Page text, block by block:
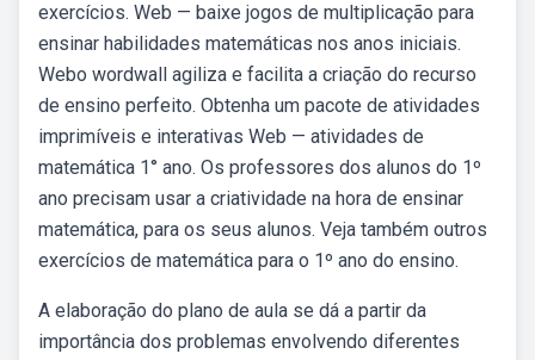
exercícios. Web — baixe jogos de multiplicação para
ensinar habilidades matemáticas nos anos iniciais.
Webo wordwall agiliza e facilita a criação do recurso
de ensino perfeito. Obtenha um pacote de atividades
imprimíveis e interativas Web — atividades de
matemática 1° ano. Os professores dos alunos do 1º
ano precisam usar a criatividade na hora de ensinar
matemática, para os seus alunos. Veja também outros
exercícios de matemática para o 1º ano do ensino.
A elaboração do plano de aula se dá a partir da
importância dos problemas envolvendo diferentes